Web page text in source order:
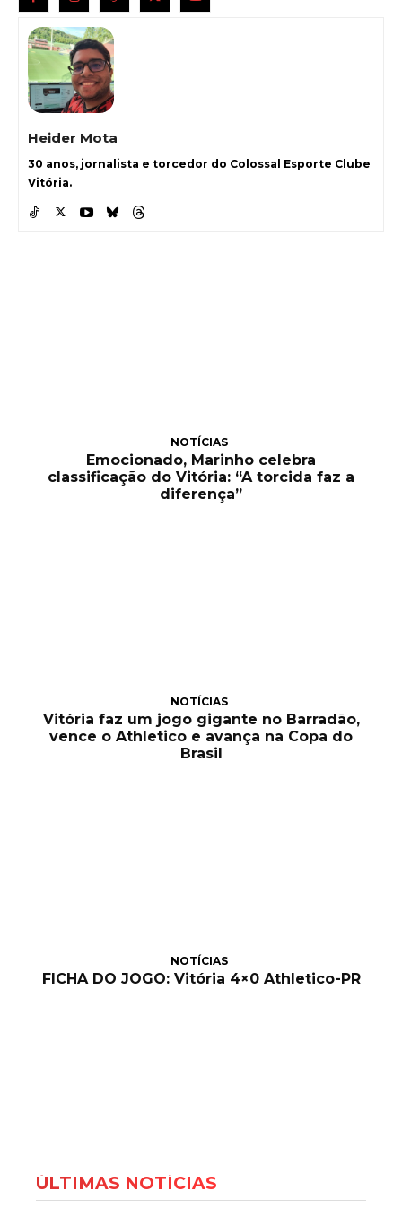
Heider Mota
30 anos, jornalista e torcedor do Colossal Esporte Clube
Vitória.
NOTÍCIAS
Emocionado, Marinho celebra
classificação do Vitória: “A torcida faz a
diferença”
NOTÍCIAS
Vitória faz um jogo gigante no Barradão,
vence o Athletico e avança na Copa do
Brasil
NOTÍCIAS
FICHA DO JOGO: Vitória 4×0 Athletico-PR
ÚLTIMAS NOTÍCIAS